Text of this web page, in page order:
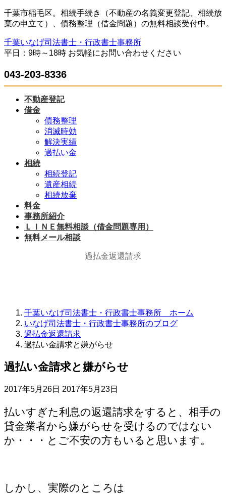
コ
ン
ン
ツ
ス
キ
ナ
ビ
ー
シ
ン
に
千葉市稲毛区。相続手続き（不動産の名義変更登記、相続放
棄の申立て）、債務整理（借金問題）の無料相談受付中。
千葉いなげ司法書士・行政書士事務所
平日：9時～18時 お気軽にお問い合わせください
043-203-8336
不動産登記
借金
債務整理
消滅時効
解決実績
過払い金
相続
相続登記
遺産相続
相続放棄
料金
事務所紹介
ＬＩＮＥ無料相談（借金問題専用）
無料メール相談
過払金返還請求
千葉いなげ司法書士・行政書士事務所 ホーム
いなげ司法書士・行政書士事務所のブログ
過払金返還請求
過払い金請求と嫌がらせ
過払い金請求と嫌がらせ
2017年5月26日 最
更
新
日
時
2017年5月23日
払いすぎた利息の返還請求をすると、相手の
貸金業者から嫌がらせを受けるのではない
か・・・とご不安の方もいると思います。
しかし、実際のところは